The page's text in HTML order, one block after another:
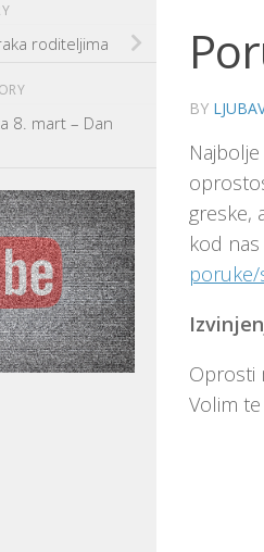
BY
greske,
kod
poruke/
Oprosti
Volim te
roditeljima
8. mart – Dan